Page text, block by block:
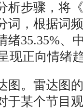
步骤，将《
词，根据词
绪35.35%、
现正向情绪
。雷达图的
于某个节目